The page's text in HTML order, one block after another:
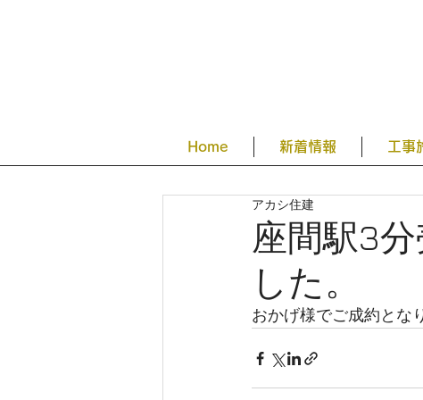
Home 新着情報 工事
座間駅3
した。
アカシ住建
おかげ様でご成約とな